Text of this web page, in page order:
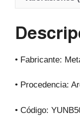
p
o
• Fabricante:
• Procedencia:
• Código: